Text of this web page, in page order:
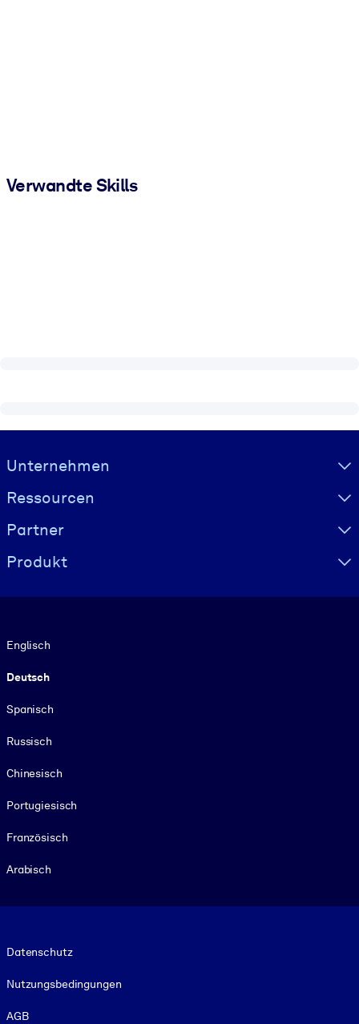
Verwandte Skills
Visually hidden Text
Unternehmen
Ressourcen
Partner
Produkt
Englisch
Deutsch
Spanisch
Russisch
Chinesisch
Portugiesisch
Französisch
Arabisch
Datenschutz
Nutzungsbedingungen
AGB